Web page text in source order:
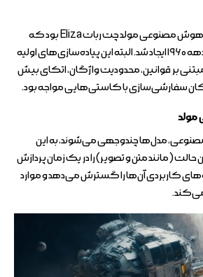
یکی از اولین نمونه‌های هوش مصنوعی مولد چت ربات Eliza بود که
توسط جوزف وایزنبام در دهه ۱۹۶۰ ایجاد شد. البته این پیاده‌سازی‌های اولیه
بر قوانین، محدودیت واژگان، اتکای بیش
سفارشی‌سازی با کاستی‌هایی مواجه بود.
مدل‌ها چندوجهی می‌شوند، به این
(مانند متن و تصویر) را در یک زمان پردازش
کاربردی آن‌ها را گسترش می‌دهد و موارد
می‌کند.